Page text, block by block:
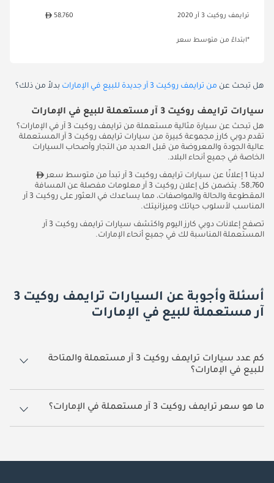
ترايمف روكيت 3 آر 2020 58,760
*ابتداءً من متوسط سعر
هل تبحث عن من ترايمف روكيت 3 آر جديدة للبيع في الإمارات بدلاً من ذلك؟
سيارات ترايمف روكيت 3 آر مستعملة للبيع في الإمارات
هل تبحث عن سيارة مثالية مستعملة من ترايمف روكيت 3 آر في الإمارات؟
تقدم دوبي كارز مجموعة كبيرة من سيارات ترايمف روكيت 3 آر المستعملة
عالية الجودة والمعروضة من قبل العديد من التجار وأصحاب السيارات
الخاصة في جميع أنحاء البلاد.
لدينا 1 إعلانًا عن سيارات ترايمف روكيت 3 آر تبدأ من متوسط سعر
58,760. يتضمن كل إعلان روكيت 3 آر معلومات مفصلة عن المسافة
المقطوعة والحالة والمواصفات، مما يساعدك في العثور على روكيت 3 آر
المناسب لأسلوب حياتك وميزانيتك.
تصفح إعلانات دوبي كارز اليوم واكتشف سيارات ترايمف روكيت 3 آر
المستعملة المناسبة لك في جميع أنحاء الإمارات.
أسئلة وأجوبة عن السيارات ترايمف روكيت 3
آر مستعملة للبيع في الإمارات
كم عدد سيارات ترايمف روكيت 3 آر مستعملة والمتاحة
للبيع في الإمارات؟
1 سيارة ترايمف روكيت 3 آر مستعملة متوفرة للبيع في الإمارات.
ما هو سعر ترايمف روكيت 3 آر مستعملة في الإمارات؟
يبدأ سعر سيارة ترايمف روكيت 3 آر مستعملة في الإمارات 58,760.